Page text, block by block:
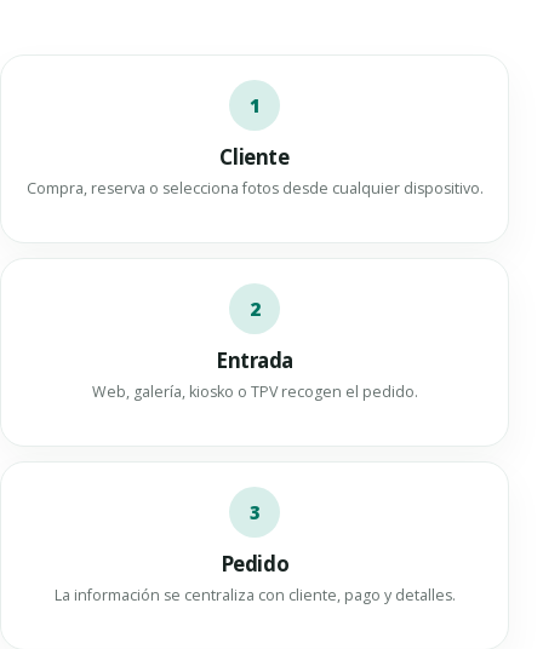
1
Cliente
Compra, reserva o selecciona fotos desde cualquier dispositivo.
2
Entrada
Web, galería, kiosko o TPV recogen el pedido.
3
Pedido
La información se centraliza con cliente, pago y detalles.